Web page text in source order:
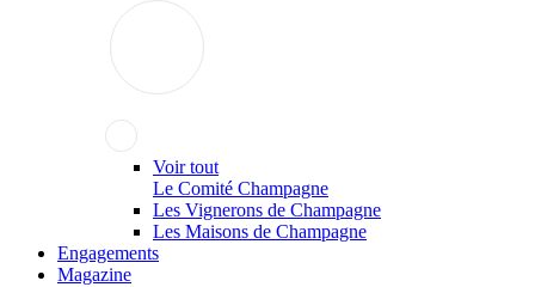
Voir tout
Le Comité Champagne
Les Vignerons de Champagne
Les Maisons de Champagne
Engagements
Magazine